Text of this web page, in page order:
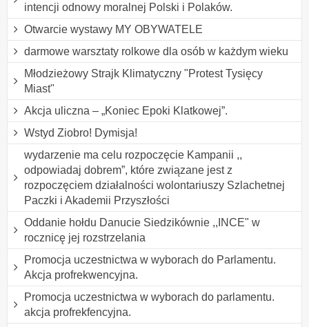
intencji odnowy moralnej Polski i Polaków.
Otwarcie wystawy MY OBYWATELE
darmowe warsztaty rolkowe dla osób w każdym wieku
Młodzieżowy Strajk Klimatyczny "Protest Tysięcy
Miast"
Akcja uliczna – „Koniec Epoki Klatkowej”.
Wstyd Ziobro! Dymisja!
wydarzenie ma celu rozpoczęcie Kampanii ,,
odpowiadaj dobrem”, które związane jest z
rozpoczęciem działalności wolontariuszy Szlachetnej
Paczki i Akademii Przyszłości
Oddanie hołdu Danucie Siedzikównie ,,INCE" w
rocznicę jej rozstrzelania
Promocja uczestnictwa w wyborach do Parlamentu.
Akcja profrekwencyjna.
Promocja uczestnictwa w wyborach do parlamentu.
akcja profrekfencyjna.